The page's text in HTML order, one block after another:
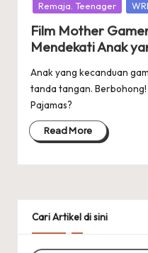
Remaja. Teenager
Film Mother
Mendekati Anak
Anak yang kecanduan
tanda tangan.
Pajamas?
Read More
Cari Artikel di sini